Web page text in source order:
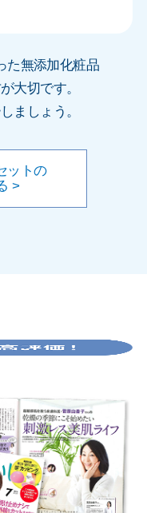
た無添加化粧品
大切です。
ましょう。
ットの